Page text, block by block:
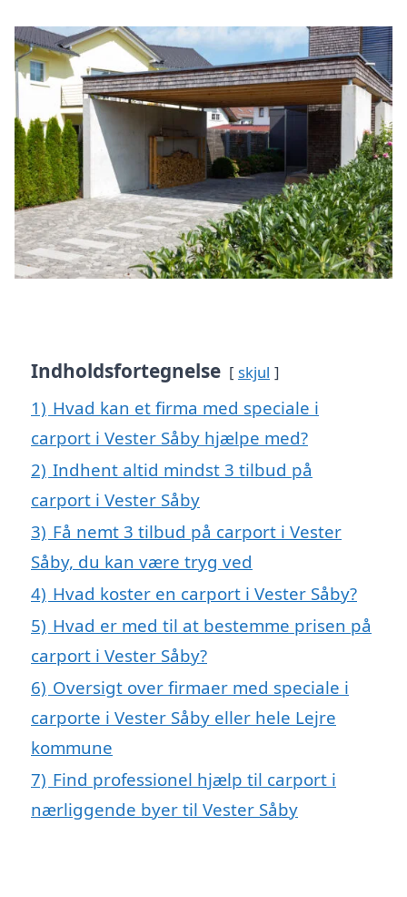
Indholdsfortegnelse skjul
1) Hvad kan et firma med speciale i
carport i Vester Såby hjælpe med?
2) Indhent altid mindst 3 tilbud på
carport i Vester Såby
3) Få nemt 3 tilbud på carport i Vester
Såby, du kan være tryg ved
4) Hvad koster en carport i Vester Såby?
5) Hvad er med til at bestemme prisen på
carport i Vester Såby?
6) Oversigt over firmaer med speciale i
carporte i Vester Såby eller hele Lejre
kommune
7) Find professionel hjælp til carport i
nærliggende byer til Vester Såby